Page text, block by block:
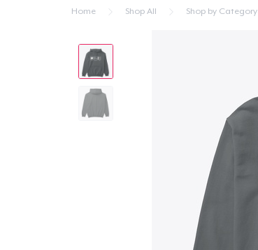
Home Shop All Shop by Category